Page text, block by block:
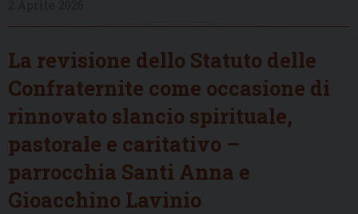
La revisione dello Statuto delle
Confraternite come occasione di
rinnovato slancio spirituale,
pastorale e caritativo –
parrocchia Santi Anna e
Gioacchino Lavinio